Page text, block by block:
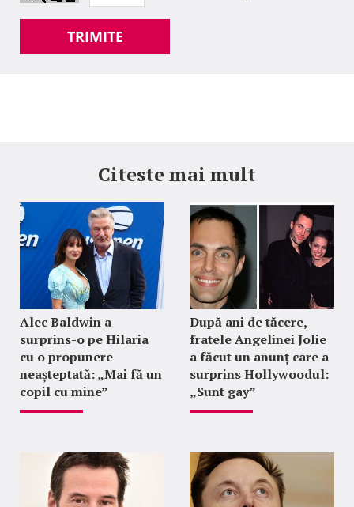
TRIMITE
Citeste mai mult
Alec Baldwin a
surprins-o pe Hilaria
cu o propunere
neașteptată: „Mai fă un
copil cu mine”
După ani de tăcere,
fratele Angelinei Jolie
a făcut un anunț care a
surprins Hollywoodul:
„Sunt gay”